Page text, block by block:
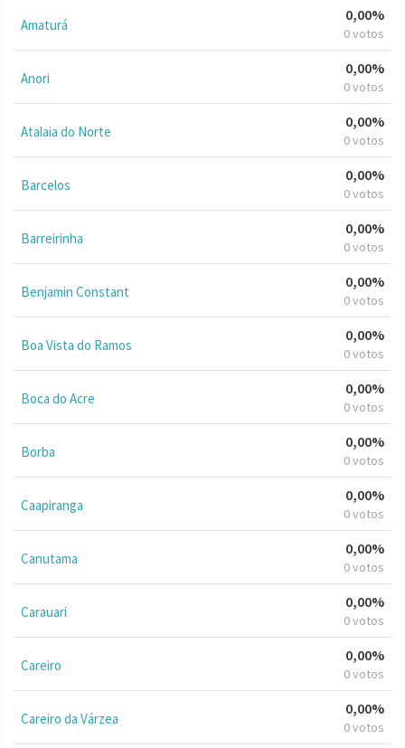
Amaturá
0,00%
0 votos
Anori
0,00%
0 votos
Atalaia do Norte
0,00%
0 votos
Barcelos
0,00%
0 votos
Barreirinha
0,00%
0 votos
Benjamin Constant
0,00%
0 votos
Boa Vista do Ramos
0,00%
0 votos
Boca do Acre
0,00%
0 votos
Borba
0,00%
0 votos
Caapiranga
0,00%
0 votos
Canutama
0,00%
0 votos
Carauari
0,00%
0 votos
Careiro
0,00%
0 votos
Careiro da Várzea
0,00%
0 votos